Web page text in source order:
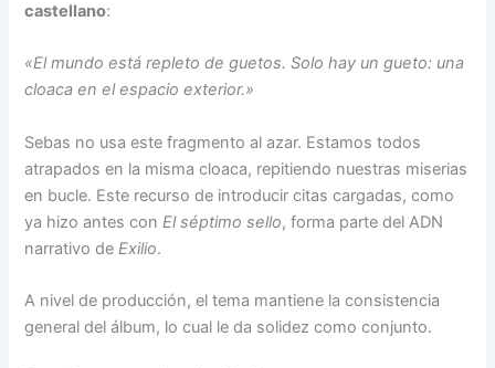
castellano:
«El mundo está repleto de guetos. Solo hay un gueto: una
cloaca en el espacio exterior.»
Sebas no usa este fragmento al azar. Estamos todos
atrapados en la misma cloaca, repitiendo nuestras miserias
en bucle. Este recurso de introducir citas cargadas, como
ya hizo antes conEl séptimo sello, forma parte del ADN
narrativo deExilio.
A nivel de producción, el tema mantiene la consistencia
general del álbum, lo cual le da solidez como conjunto.